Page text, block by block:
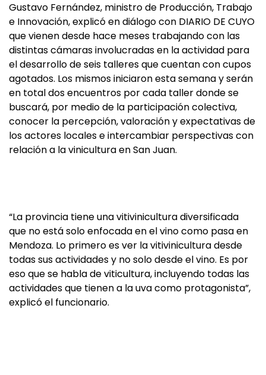
Gustavo Fernández, ministro de Producción, Trabajo
e Innovación, explicó en diálogo con DIARIO DE CUYO
que vienen desde hace meses trabajando con las
distintas cámaras involucradas en la actividad para
el desarrollo de seis talleres que cuentan con cupos
agotados. Los mismos iniciaron esta semana y serán
en total dos encuentros por cada taller donde se
buscará, por medio de la participación colectiva,
conocer la percepción, valoración y expectativas de
los actores locales e intercambiar perspectivas con
relación a la vinicultura en San Juan.
“La provincia tiene una vitivinicultura diversificada
que no está solo enfocada en el vino como pasa en
Mendoza. Lo primero es ver la vitivinicultura desde
todas sus actividades y no solo desde el vino. Es por
eso que se habla de viticultura, incluyendo todas las
actividades que tienen a la uva como protagonista”,
explicó el funcionario.